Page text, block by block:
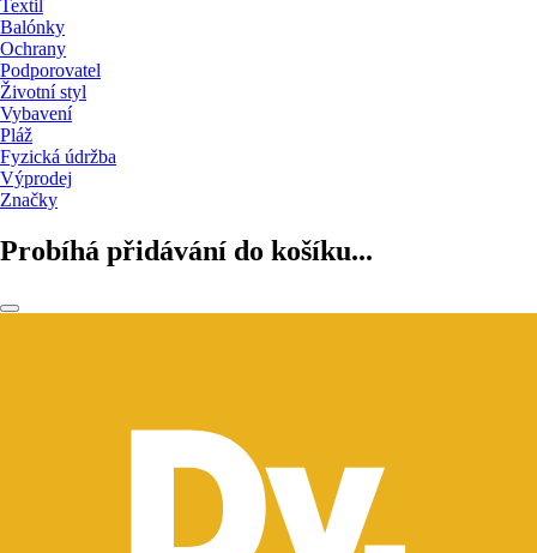
Textil
Balónky
Ochrany
Podporovatel
Životní styl
Vybavení
Pláž
Fyzická údržba
Výprodej
Značky
Probíhá přidávání do košíku...